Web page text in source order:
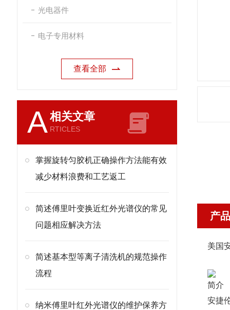
光电器件
电子专用材料
查看全部
A相关文章
RTICLES
掌握旋转匀胶机正确操作方法能有效
减少材料浪费和工艺返工
简述傅里叶变换近红外光谱仪的常见
问题相应解决方法
简述基本型等离子清洗机的规范操作
流程
纳米傅里叶红外光谱仪的维护保养方
产
美国
简介
安捷